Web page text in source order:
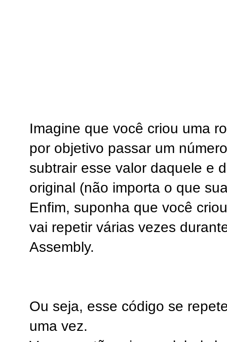
Imagine que você criou uma
por objetivo passar um
subtrair esse valor daquele e
original (não importa o que
Enfim, suponha que você
vai repetir várias vezes
Assembly.
Ou seja, esse código se
uma vez.